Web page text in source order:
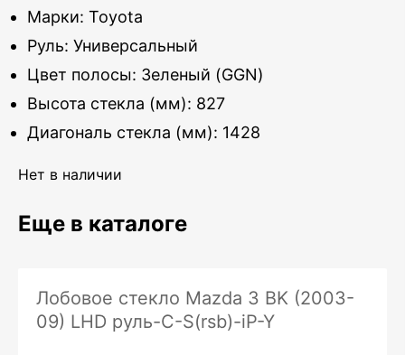
Марки: Toyota
Руль: Универсальный
Цвет полосы: Зеленый (GGN)
Высота стекла (мм): 827
Диагональ стекла (мм): 1428
Нет в наличии
Еще в каталоге
Лобовое стекло Mazda 3 BK (2003-
09) LHD руль-C-S(rsb)-iP-Y